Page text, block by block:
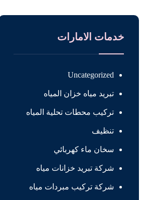
خدمات الامارات
Uncategorized
تبريد مياه خزان المياه
تركيب محطات تحلية المياه
تنظيف
سخان ماء كهربائي
شركة تبريد خزانات مياه
شركة تركيب مبردات مياه